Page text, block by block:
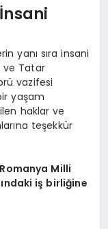
yanı sıra insani
ve Tatar
vazifesi
yaşam
haklar ve
teşekkür
Romanya Milli
iş birliğine